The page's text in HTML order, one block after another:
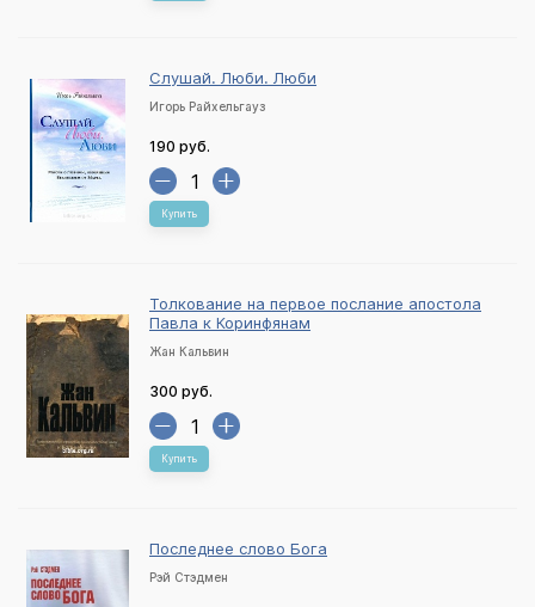
Слушай. Люби. Люби
Игорь Райхельгауз
190 руб.
Купить
Толкование на первое послание апостола
Павла к Коринфянам
Жан Кальвин
300 руб.
Купить
Последнее слово Бога
Рэй Стэдмен